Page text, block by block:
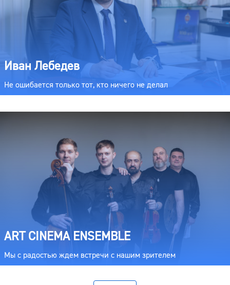
Иван Лебедев
Не ошибается только тот, кто ничего не делал
ART CINEMA ENSEMBLE
Мы с радостью ждем встречи с нашим зрителем